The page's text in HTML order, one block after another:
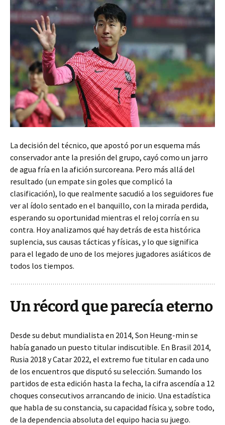
La decisión del técnico, que apostó por un esquema más
conservador ante la presión del grupo, cayó como un jarro
de agua fría en la afición surcoreana. Pero más allá del
resultado (un empate sin goles que complicó la
clasificación), lo que realmente sacudió a los seguidores fue
ver al ídolo sentado en el banquillo, con la mirada perdida,
esperando su oportunidad mientras el reloj corría en su
contra. Hoy analizamos qué hay detrás de esta histórica
suplencia, sus causas tácticas y físicas, y lo que significa
para el legado de uno de los mejores jugadores asiáticos de
todos los tiempos.
Un récord que parecía eterno
Desde su debut mundialista en 2014, Son Heung-min se
había ganado un puesto titular indiscutible. En Brasil 2014,
Rusia 2018 y Catar 2022, el extremo fue titular en cada uno
de los encuentros que disputó su selección. Sumando los
partidos de esta edición hasta la fecha, la cifra ascendía a 12
choques consecutivos arrancando de inicio. Una estadística
que habla de su constancia, su capacidad física y, sobre todo,
de la dependencia absoluta del equipo hacia su juego.